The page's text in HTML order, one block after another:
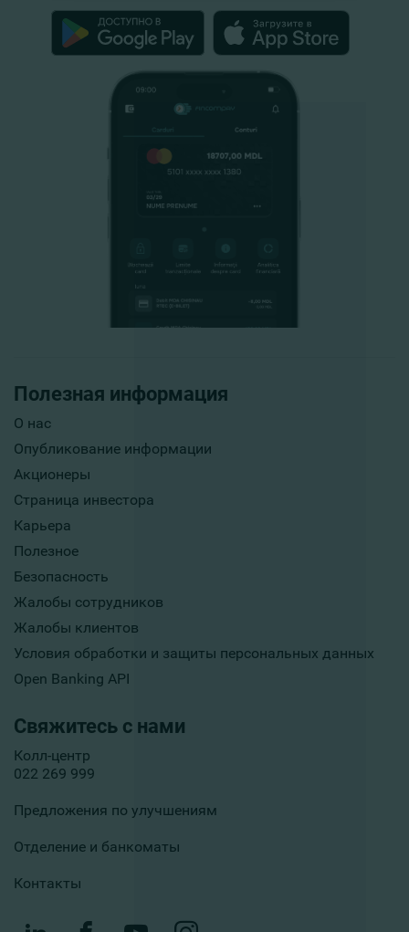
Полезная информация
О нас
Опубликование информации
Акционеры
Страница инвестора
Карьера
Полезное
Безопасность
Жалобы сотрудников
Жалобы клиентов
Условия обработки и защиты персональных данных
Open Banking API
Свяжитесь с нами
Колл-центр
022 269 999
Предложения по улучшениям
Отделение и банкоматы
Контакты